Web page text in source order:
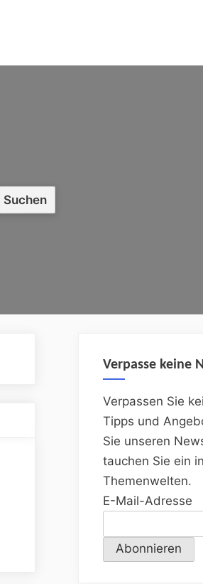
Verpasse keine
Verpassen Sie
Tipps und
Sie unseren
tauchen Sie ein
Themenwelten.
E-Mail-Adresse